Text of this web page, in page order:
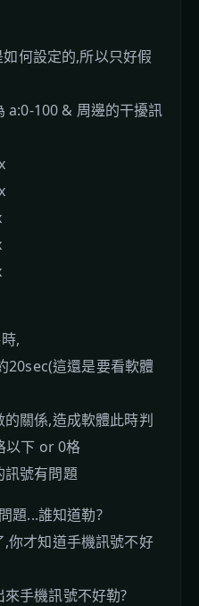
何設定的,所以只好假
a:0-100 & 周邊的干擾訊
,
20sec(這還是要看軟體
關係,造成軟體此時判
以下 or 0格
訊號有問題
題...誰知道勒?
你才知道手機訊號不好
手機訊號不好勒?